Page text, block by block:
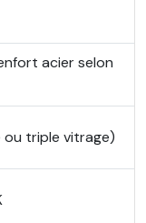
acier selon
ou triple vitrage)